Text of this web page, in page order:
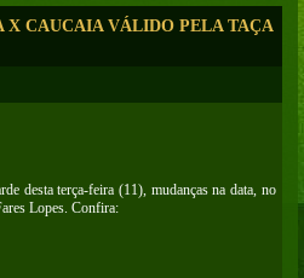
X CAUCAIA VÁLIDO PELA TAÇA
desta terça-feira (11), mudanças na data, no
Lopes. Confira: